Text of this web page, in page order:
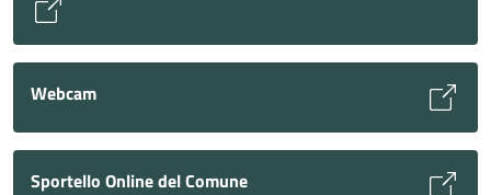
Webcam
Sportello Online del Comune